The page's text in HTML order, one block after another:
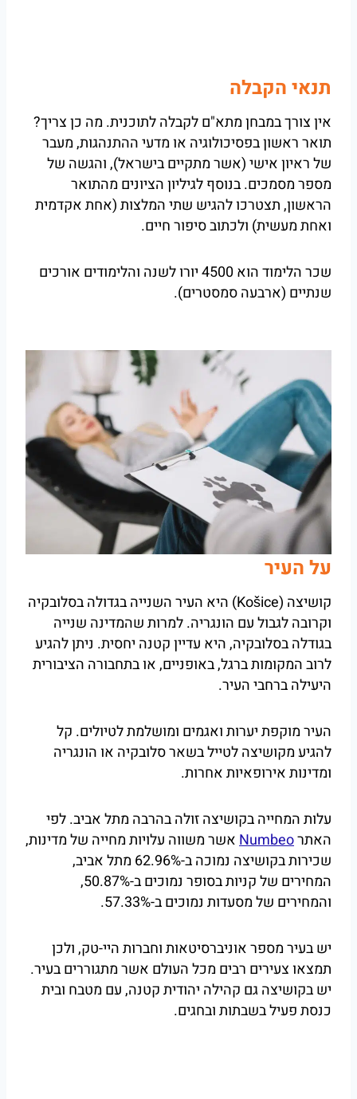
תנאי הקבלה
אין צורך במבחן מתא"ם לקבלה לתוכנית. מה כן צריך?
תואר ראשון בפסיכולוגיה או מדעי ההתנהגות, מעבר
של ראיון אישי (אשר מתקיים בישראל), והגשה של
מספר מסמכים. בנוסף לגיליון הציונים מהתואר
הראשון, תצטרכו להגיש שתי המלצות (אחת אקדמית
ואחת מעשית) ולכתוב סיפור חיים.
שכר הלימוד הוא 4500 יורו לשנה והלימודים אורכים
שנתיים (ארבעה סמסטרים).
על העיר
קושיצה (Košice) היא העיר השנייה בגדולה בסלובקיה
וקרובה לגבול עם הונגריה. למרות שהמדינה שנייה
בגודלה בסלובקיה, היא עדיין קטנה יחסית. ניתן להגיע
לרוב המקומות ברגל, באופניים, או בתחבורה הציבורית
היעילה ברחבי העיר.
העיר מוקפת יערות ואגמים ומושלמת לטיולים. קל
להגיע מקושיצה לטייל בשאר סלובקיה או הונגריה
ומדינות אירופאיות אחרות.
עלות המחייה בקושיצה זולה בהרבה מתל אביב. לפי
האתרNumbeoאשר משווה עלויות מחייה של מדינות,
שכירות בקושיצה נמוכה ב-62.96% מתל אביב,
המחירים של קניות בסופר נמוכים ב-50.87%,
והמחירים של מסעדות נמוכים ב-57.33%.
יש בעיר מספר אוניברסיטאות וחברות היי-טק, ולכן
תמצאו צעירים רבים מכל העולם אשר מתגוררים בעיר.
יש בקושיצה גם קהילה יהודית קטנה, עם מטבח ובית
כנסת פעיל בשבתות ובחגים.